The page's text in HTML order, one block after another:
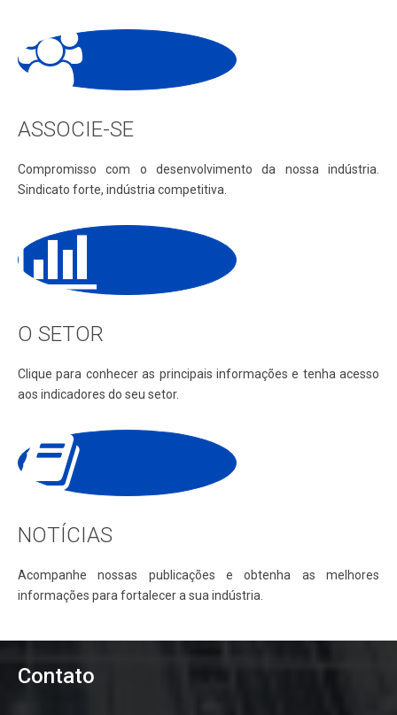
ASSOCIE-SE
Compromisso com o desenvolvimento da nossa indústria.
Sindicato forte, indústria competitiva.
O SETOR
Clique para conhecer as principais informações e tenha acesso
aos indicadores do seu setor.
NOTÍCIAS
Acompanhe nossas publicações e obtenha as melhores
informações para fortalecer a sua indústria.
Contato